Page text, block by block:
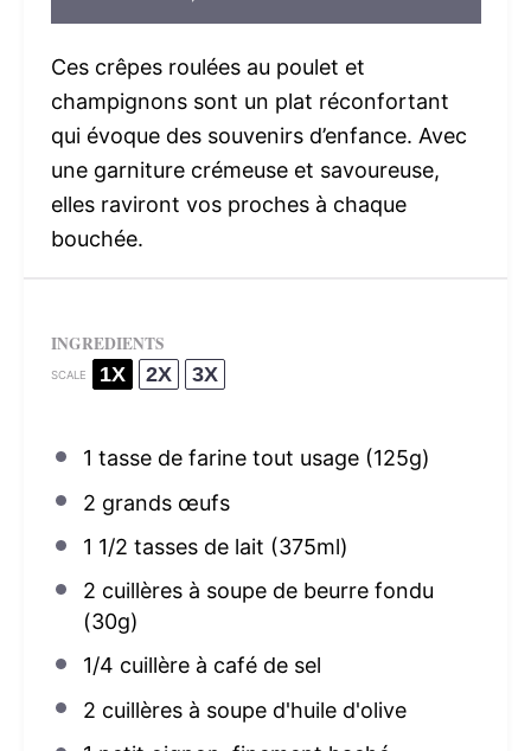
Ces crêpes roulées au poulet et
champignons sont un plat réconfortant
qui évoque des souvenirs d’enfance. Avec
une garniture crémeuse et savoureuse,
elles raviront vos proches à chaque
bouchée.
INGREDIENTS
SCALE 1X 2X 3X
1 tasse de farine tout usage (125g)
2 grands œufs
1 1/2 tasses de lait (375ml)
2 cuillères à soupe de beurre fondu
(30g)
1/4 cuillère à café de sel
2 cuillères à soupe d'huile d'olive